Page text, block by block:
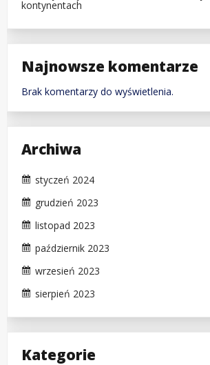
kontynentach
Najnowsze komentarze
Brak komentarzy do wyświetlenia.
Archiwa
styczeń 2024
grudzień 2023
listopad 2023
październik 2023
wrzesień 2023
sierpień 2023
Kategorie